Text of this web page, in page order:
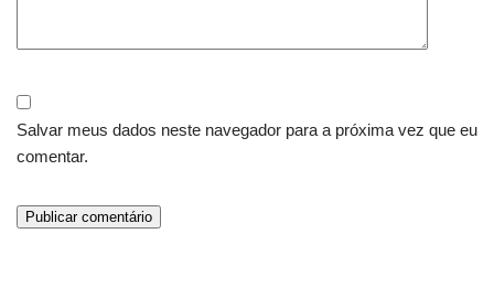
Salvar meus dados neste navegador para a próxima vez que eu
comentar.